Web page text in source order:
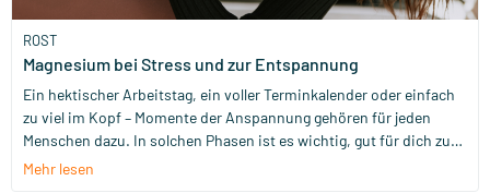
ROST
Magnesium bei Stress und zur Entspannung
Ein hektischer Arbeitstag, ein voller Terminkalender oder einfach
zu viel im Kopf – Momente der Anspannung gehören für jeden
Menschen dazu. In solchen Phasen ist es wichtig, gut für dich zu
sorgen. Magnesium ist ein Mineralstoff, der zu einer normalen
Mehr lesen